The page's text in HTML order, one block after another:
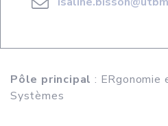
Pôle principal : ERgonomie
Systèmes